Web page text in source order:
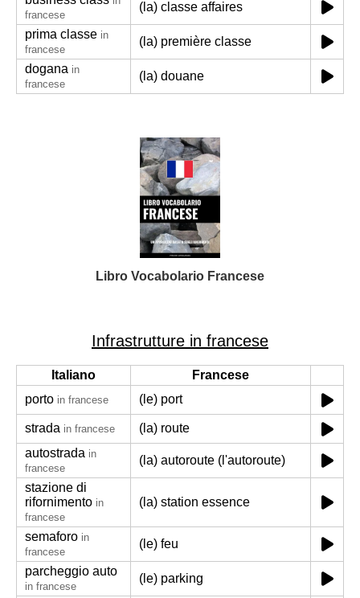
francese
(la) classe affaires
prima classe in
francese
(la) première classe
dogana in
francese
(la) douane
Libro Vocabolario Francese
Infrastrutture in francese
Italiano
Francese
porto in francese (le) port
strada in francese
(la) route
autostrada in
francese
(la) autoroute (l'autoroute)
stazione di
rifornimento in
francese
(la) station essence
semaforo in
francese
(le) feu
parcheggio auto
in francese
(le) parking